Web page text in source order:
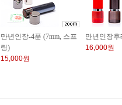
만년인장-4푼 (7mm, 스프
링)
15,000원
만년인장
16,000원